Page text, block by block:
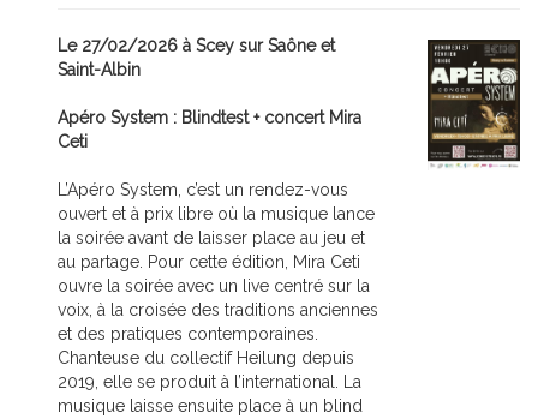
Le 27/02/2026 à Scey sur Saône et
Saint-Albin
Apéro System : Blindtest + concert Mira
Ceti
L’Apéro System, c’est un rendez-vous
ouvert et à prix libre où la musique lance
la soirée avant de laisser place au jeu et
au partage. Pour cette édition, Mira Ceti
ouvre la soirée avec un live centré sur la
voix, à la croisée des traditions anciennes
et des pratiques contemporaines.
Chanteuse du collectif Heilung depuis
2019, elle se produit à l’international. La
musique laisse ensuite place à un blind